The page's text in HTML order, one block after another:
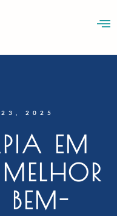
23, 2025
EM
BEM-